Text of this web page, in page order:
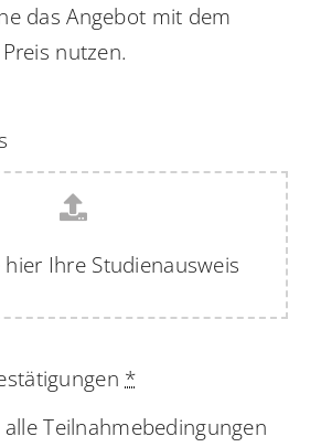
das Angebot mit dem
nutzen.
hier Ihre Studienausweis
*
Teilnahmebedingungen